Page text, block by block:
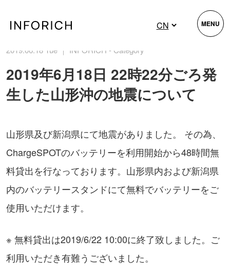
2019.06.18 Tue ｜ INFORICH - Category
2019年6月18日 22時22分ごろ発
生した山形沖の地震について
山形県及び新潟県にて地震がありました。 その為、
ChargeSPOTのバッテリーを利用開始から48時間無
料貸出を行なっております。山形県内および新潟県
内のバッテリースタンドにて無料でバッテリーをご
使用いただけます。
※ 無料貸出は2019/6/22 10:00に終了致しました。ご
利用いただき有難うございました。
MENU